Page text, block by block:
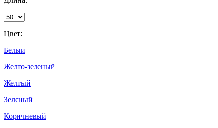
Цвет:
Белый
Желто-зеленый
Желтый
Зеленый
Коричневый